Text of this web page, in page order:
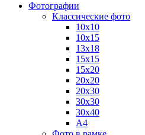
Фотографии
Классические фото
10х10
10х15
13х18
15х15
15х20
20х20
20х30
30х30
30х40
А4